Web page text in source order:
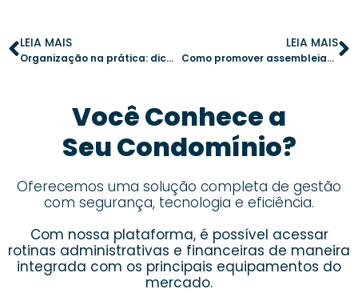
LEIA MAIS
Organização na prática: dicas para um calendário de manutenções eficaz
LEIA MAIS
Como promover assembleias condominiais sem discussões acaloradas
Você Conhece a
Seu Condomínio?
Oferecemos uma solução completa de gestão
com segurança, tecnologia e eficiência.
Com nossa plataforma, é possível acessar
rotinas administrativas e financeiras de maneira
integrada com os principais equipamentos do
mercado.